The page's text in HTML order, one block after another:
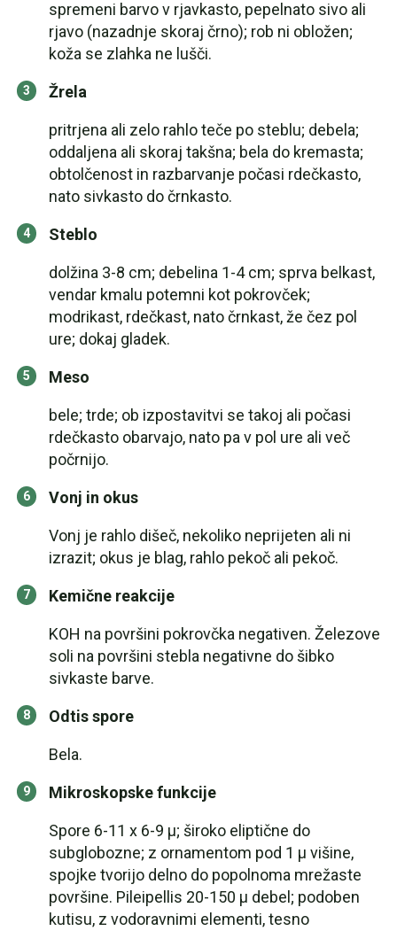
spremeni barvo v rjavkasto, pepelnato sivo ali
rjavo (nazadnje skoraj črno); rob ni obložen;
koža se zlahka ne lušči.
Žrela
pritrjena ali zelo rahlo teče po steblu; debela;
oddaljena ali skoraj takšna; bela do kremasta;
obtolčenost in razbarvanje počasi rdečkasto,
nato sivkasto do črnkasto.
Steblo
dolžina 3-8 cm; debelina 1-4 cm; sprva belkast,
vendar kmalu potemni kot pokrovček;
modrikast, rdečkast, nato črnkast, že čez pol
ure; dokaj gladek.
Meso
bele; trde; ob izpostavitvi se takoj ali počasi
rdečkasto obarvajo, nato pa v pol ure ali več
počrnijo.
Vonj in okus
Vonj je rahlo dišeč, nekoliko neprijeten ali ni
izrazit; okus je blag, rahlo pekoč ali pekoč.
Kemične reakcije
KOH na površini pokrovčka negativen. Železove
soli na površini stebla negativne do šibko
sivkaste barve.
Odtis spore
Bela.
Mikroskopske funkcije
Spore 6-11 x 6-9 µ; široko eliptične do
subglobozne; z ornamentom pod 1 µ višine,
spojke tvorijo delno do popolnoma mrežaste
površine. Pileipellis 20-150 µ debel; podoben
kutisu, z vodoravnimi elementi, tesno